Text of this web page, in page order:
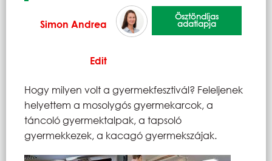
Simon Andrea
Edit
Ösztöndíjas
adatlapja
Hogy milyen volt a gyermekfesztivál­? Feleljenek
helyettem a mosolygós gyermekarcok, a
táncoló gyermektalpak, a tapsoló
gyermekkezek, a kacagó gyermekszájak.